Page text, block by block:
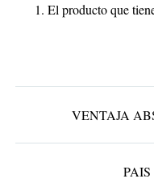
El producto que
VENTAJA
PAIS